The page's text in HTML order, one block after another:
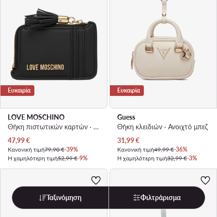
Ευκαιρία
LOVE MOSCHINO
Θήκη πιστωτικών καρτών · Μαύρο
Τρέχουσα τιμή
47,99€
Κανονική τιμή79,90 €-39%
Η χαμηλότερη τιμή52,99 €-9%
Ευκαιρία
Guess
Θήκη κλειδιών · Ανοιχτό μπεζ
Τρέχουσα τιμή
31,99€
Κανονική τιμή49,99 €-36%
Η χαμηλότερη τιμή32,99 €-3%
Ταξινόμηση Φιλτράρισμα